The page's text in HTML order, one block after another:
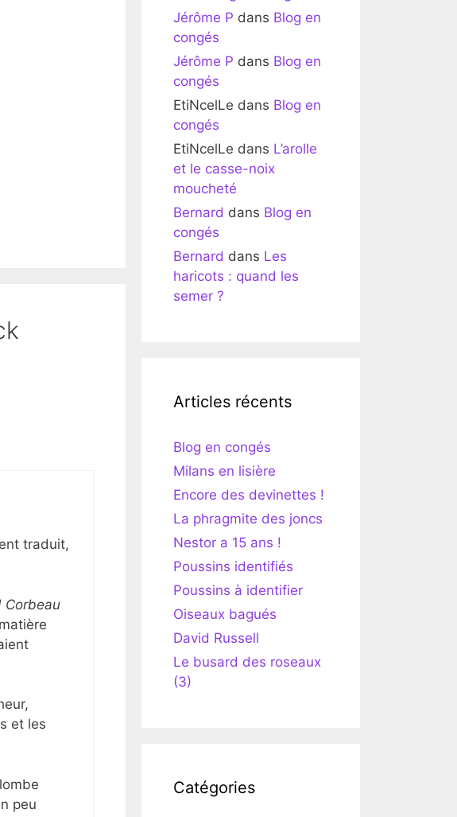
traduit,
Corbeau
et les
peu
Jérôme P dans Blog en
congés
Jérôme P dans Blog en
congés
EtiNcelLe dans Blog en
congés
EtiNcelLe dans L’arolle
et le casse-noix
moucheté
Bernard dans Blog en
congés
Bernard dans Les
haricots : quand les
semer ?
Articles récents
Blog en congés
Milans en lisière
Encore des devinettes !
La phragmite des joncs
Nestor a 15 ans !
Poussins identifiés
Poussins à identifier
Oiseaux bagués
David Russell
Le busard des roseaux
(3)
Catégories